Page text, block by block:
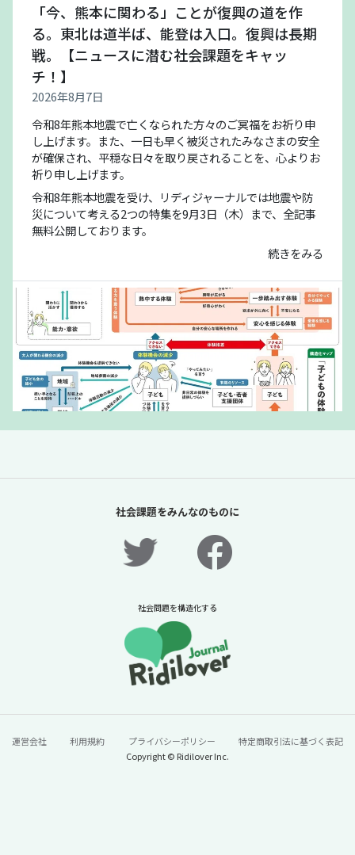
「今、熊本に関わる」ことが復興の道を作
る。東北は道半ば、能登は入口。復興は長期
戦。【ニュースに潜む社会課題をキャッ
チ！】
2026年8月7日
令和8年熊本地震で亡くなられた方々のご冥福をお祈り申
し上げます。また、一日も早く被災されたみなさまの安全
が確保され、平穏な日々を取り戻されることを、心よりお
祈り申し上げます。
令和8年熊本地震を受け、リディジャーナルでは地震や防
災について考える2つの特集を9月3日（木）まで、全記事
無料公開しております。
続きをみる
「夏休みの過ごし方は留守番」責任があるの
公開！】【ニュースに潜む社会課題をキャッ
社会課題をみんなのものに
社会問題を構造化する
運営会社 利用規約 プライバシーポリシー
特定商取引法に基づく表記
Copyright © Ridilover Inc.